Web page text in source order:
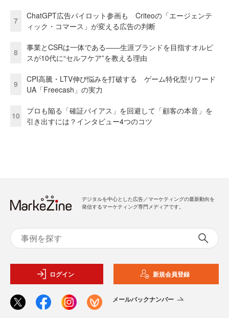
7
ChatGPT広告パイロット参画も Criteoの「エージェンテ
ィック・コマース」が変える広告の判断
8
事業とCSRは一体である――生涯ブランドを目指すオルビ
スが10代に“セルフケア”を教える理由
9
CPI高騰・LTV伸び悩みを打破する ゲーム特化型リワード
UA「Freecash」の実力
10
プロも陥る「確証バイアス」を回避して「顧客の本音」を
引き出すには？インタビュー4つのコツ
デジタルを中心とした広告／マーケティングの最新動向を
発信するマーケティング専門メディアです。
ログイン 新規会員登録
メールバックナンバー